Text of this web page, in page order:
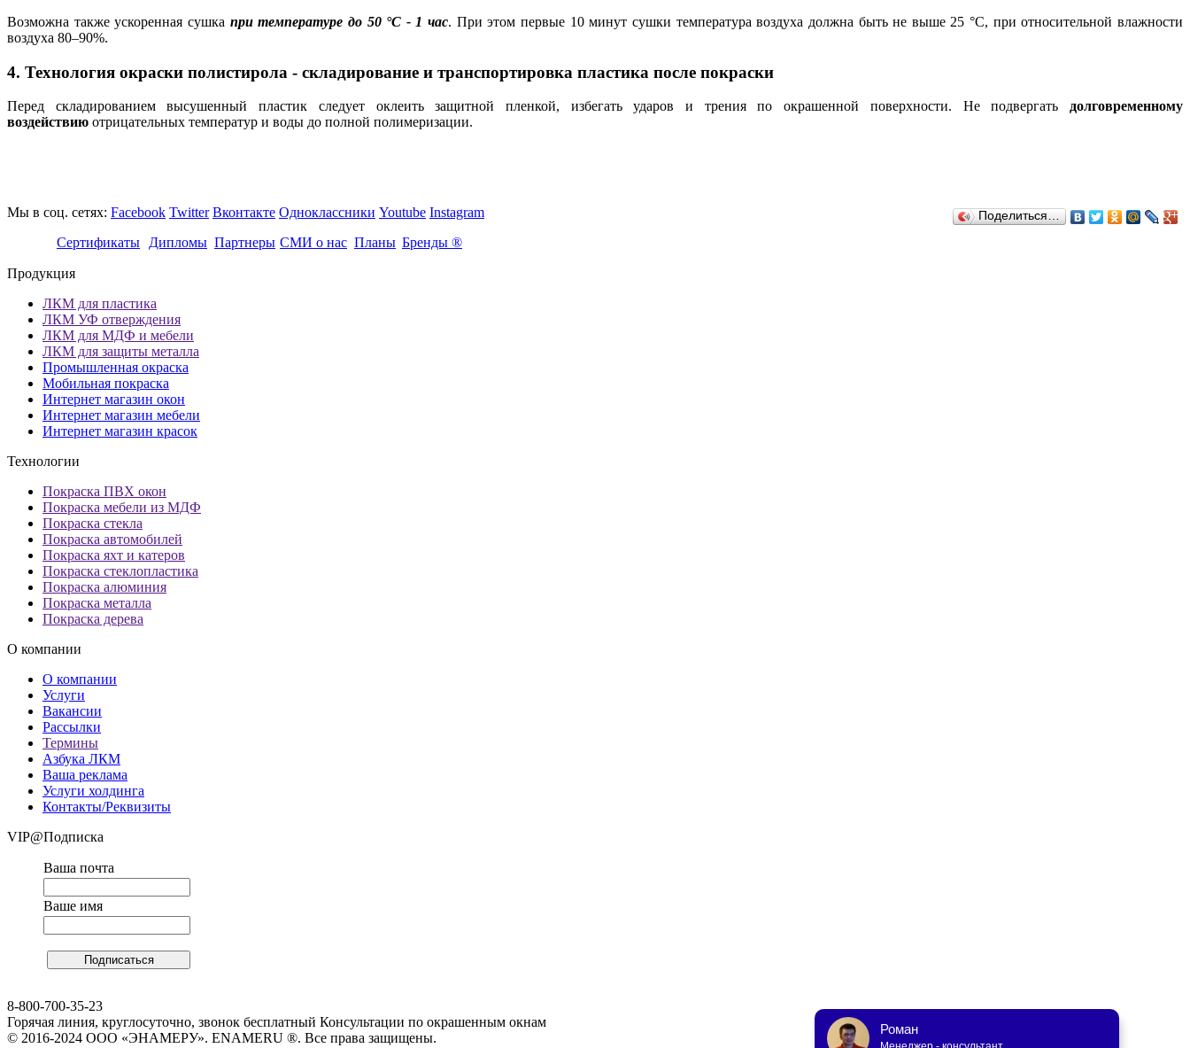
Возможна также ускоренная сушка при температуре до 50 °С - 1 час. При этом первые 10 минут сушки температура воздуха должна быть не выше 25 °С, при относительной влажности
воздуха 80–90%.
4. Технология окраски полистирола - складирование и транспортировка пластика после покраски
Перед складированием высушенный пластик следует оклеить защитной пленкой, избегать ударов и трения по окрашенной поверхности. Не подвергать долговременному
воздействию отрицательных температур и воды до полной полимеризации.
Поделиться…
Мы в соц. сетях: Facebook Twitter Вконтакте Одноклассники Youtube Instagram
Сертификаты
Дипломы Партнеры СМИ о нас Планы Бренды ®
Продукция
ЛКМ для пластика
ЛКМ УФ отверждения
ЛКМ для МДФ и мебели
ЛКМ для защиты металла
Промышленная окраска
Мобильная покраска
Интернет магазин окон
Интернет магазин мебели
Интернет магазин красок
Технологии
Покраска ПВХ окон
Покраска мебели из МДФ
Покраска стекла
Покраска автомобилей
Покраска яхт и катеров
Покраска стеклопластика
Покраска алюминия
Покраска металла
Покраска дерева
О компании
О компании
Услуги
Вакансии
Рассылки
Термины
Азбука ЛКМ
Ваша реклама
Услуги холдинга
Контакты/Реквизиты
VIP@Подписка
Ваша почта
Ваше имя
8-800-700-35-23
Горячая линия, круглосуточно, звонок бесплатный Консультации по окрашенным окнам
© 2016-2024 ООО «ЭНАМЕРУ». ENAMERU ®. Все права защищены.
Роман